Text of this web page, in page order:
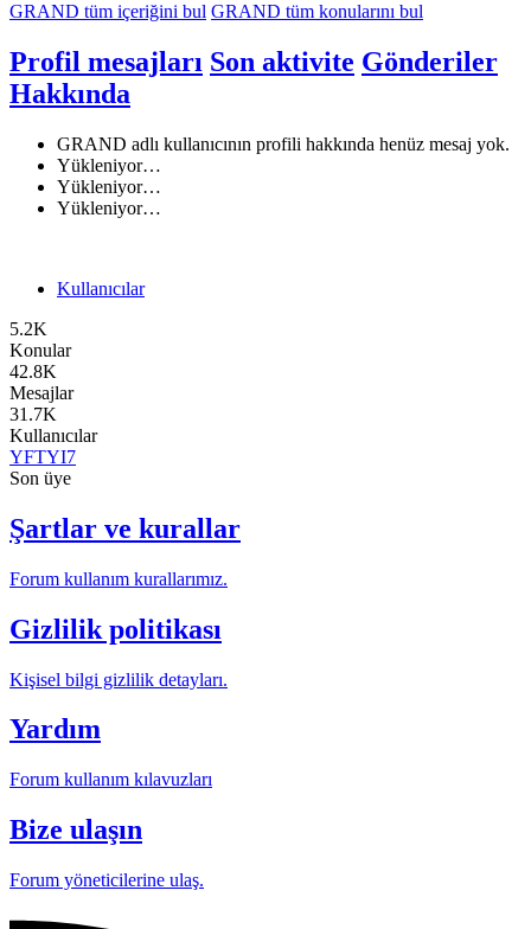
GRAND tüm içeriğini bul GRAND tüm konularını bul
Profil mesajları Son aktivite Gönderiler
Hakkında
GRAND adlı kullanıcının profili hakkında henüz mesaj yok.
Yükleniyor…
Yükleniyor…
Yükleniyor…
Kullanıcılar
5.2K
Konular
42.8K
Mesajlar
31.7K
Kullanıcılar
YFTYI7
Son üye
Şartlar ve kurallar
Forum kullanım kurallarımız.
Gizlilik politikası
Kişisel bilgi gizlilik detayları.
Yardım
Forum kullanım kılavuzları
Bize ulaşın
Forum yöneticilerine ulaş.